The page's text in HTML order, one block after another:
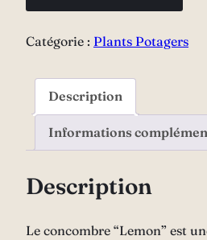
"Lemon"
Catégorie : Plants Potagers
Description
Informations
Description
Le concombre “Lemon” est